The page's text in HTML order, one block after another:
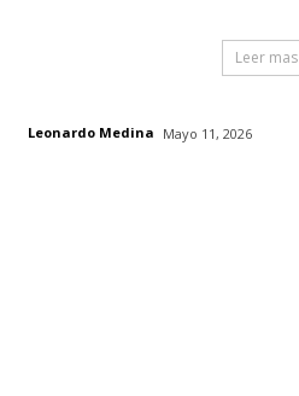
Leer mas
Leonardo Medina Mayo 11, 2026